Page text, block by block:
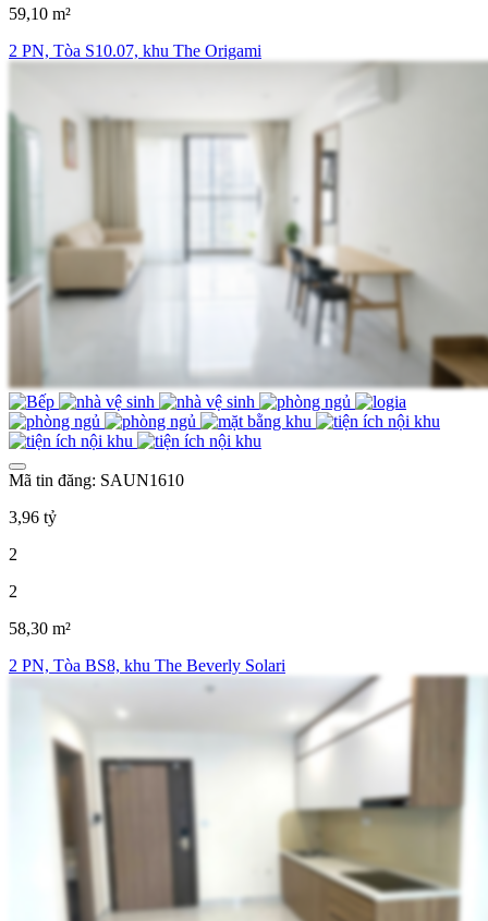
59,10 m²
2 PN, Tòa S10.07, khu The Origami
Mã tin đăng: SAUN1610
3,96 tỷ
2
2
58,30 m²
2 PN, Tòa BS8, khu The Beverly Solari